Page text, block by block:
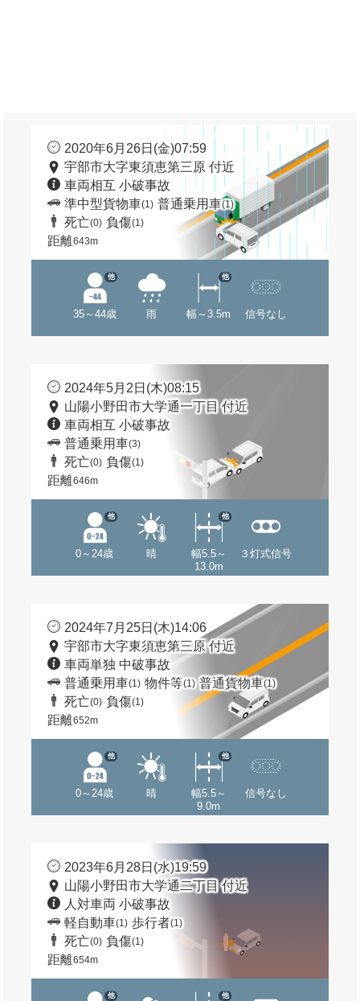
2020年6月26日(金)07:59
宇部市大字東須恵第三原 付近
車両相互 小破事故
準中型貨物車(1) 普通乗用車(1)
死亡(0) 負傷(1)
距離643m
35～44歳
他
雨 幅～3.5m
他
信号なし
2024年5月2日(木)08:15
山陽小野田市大学通一丁目 付近
車両相互 小破事故
普通乗用車(3)
死亡(0) 負傷(1)
距離646m
0～24歳
他
晴
幅5.5～
13.0m
他
３灯式信号
2024年7月25日(木)14:06
宇部市大字東須恵第三原 付近
車両単独 中破事故
普通乗用車(1) 物件等(1) 普通貨物車(1)
死亡(0) 負傷(1)
距離652m
0～24歳
他
晴
幅5.5～
9.0m
他
信号なし
2023年6月28日(水)19:59
山陽小野田市大学通二丁目 付近
人対車両 小破事故
軽自動車(1) 歩行者(1)
死亡(0) 負傷(1)
距離654m
他 他